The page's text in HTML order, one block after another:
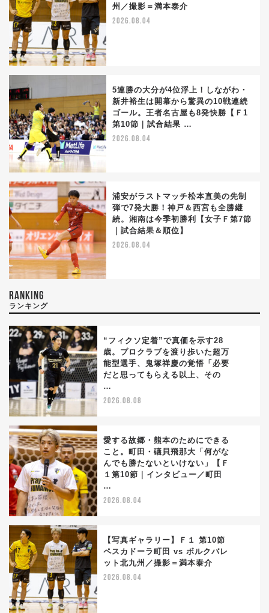
州／撮影＝満本泰介
2026.08.04
5連勝の大分が4位浮上！しながわ・
新井裕生は開幕から驚異の10戦連続
ゴール。王者名古屋も8発快勝【Ｆ1
第10節｜試合結果 …
2026.08.04
浦安がラストマッチ松本直美の先制
弾で7発大勝！神戸＆西宮も全勝継
続。湘南は今季初勝利【女子Ｆ第7節
｜試合結果＆順位】
2026.08.04
RANKING
ランキング
“フィクソ定着”で真価を示す28
歳。プロクラブを渡り歩いた超万
能型選手、鬼塚祥慶の覚悟「必要
だと思ってもらえる以上、その
…
2026.08.08
愛する故郷・熊本のためにできる
こと。町田・礒貝飛那大「何がな
んでも勝たないといけない」【Ｆ
１第10節｜インタビュー／町田
…
2026.08.04
【写真ギャラリー】Ｆ１ 第10節
ペスカドーラ町田 vs ボルクバレ
ット北九州／撮影＝満本泰介
2026.08.04